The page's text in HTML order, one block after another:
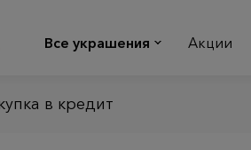
Все украшения Акции
в кредит